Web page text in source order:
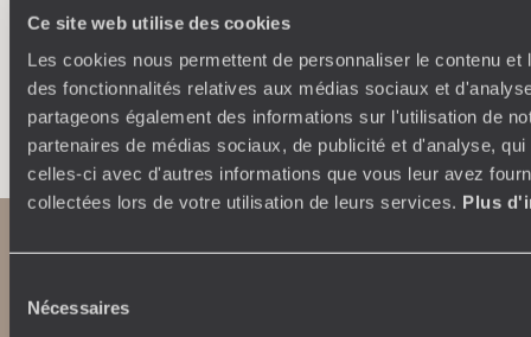
Ce site web utilise des cookies
Les cookies nous permettent de personnaliser le contenu et
des fonctionnalités relatives aux médias sociaux et
partageons également des informations sur l'utilisation de
partenaires de médias sociaux, de publicité et d'analyse,
celles-ci avec d'autres informations que vous leur avez
collectées lors de votre utilisation de leurs services. Plus
Nécessaires
Faites créer votre voyage